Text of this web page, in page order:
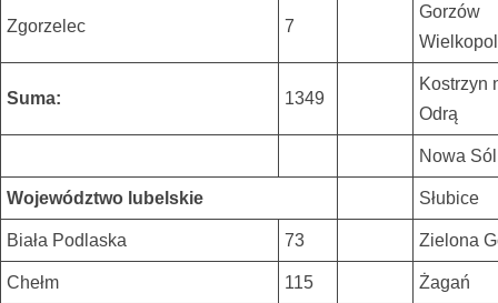
Zgorzelec 7
Gorzów
Suma: 1349
Kostrzyn
Odrą
Nowa Sól
Województwo lubelskie Słubice
Biała Podlaska 73 Zielona
Chełm 115 Żagań